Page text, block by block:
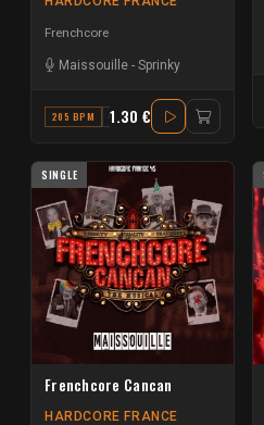
Frenchcore
Maissouille - Sprinky
205 BPM G MAJOR
1.30 €
SINGLE
Frenchcore Cancan
HARDCORE FRANCE